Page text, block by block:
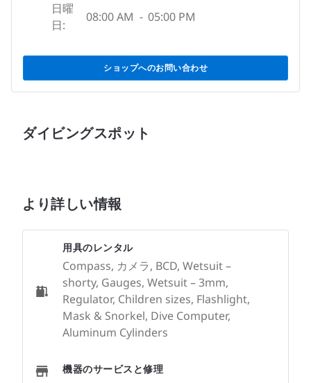
日曜
日:
08:00 AM - 05:00 PM
ショップへのお問い合わせ
ダイビングスポット
より詳しい情報
用具のレンタル
Compass, カメラ, BCD, Wetsuit –
shorty, Gauges, Wetsuit – 3mm,
Regulator, Children sizes, Flashlight,
Mask & Snorkel, Dive Computer,
Aluminum Cylinders
機器のサービスと修理